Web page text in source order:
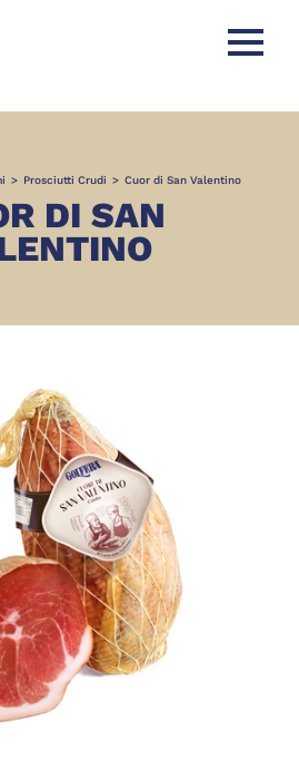
Apri
> Prosciutti Crudi > Cuor di San Valentino
DI SAN